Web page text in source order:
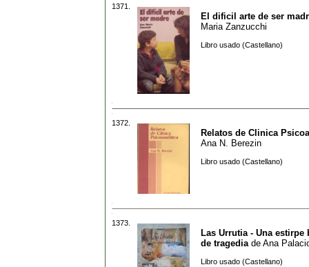
1371.
El dificil arte de ser
Maria Zanzucchi
Libro usado (Castellano)
1372.
Relatos de Clinica
Ana N. Berezin
Libro usado (Castellano)
1373.
Las Urrutia - Una estirpe
de tragedia de Ana
Libro usado (Castellano)